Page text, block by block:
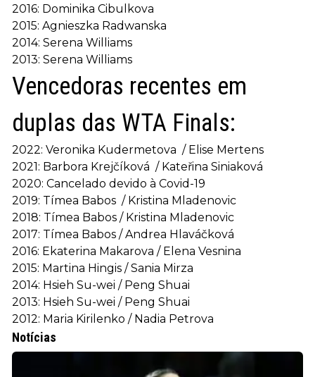
2016: Dominika Cibulkova
2015: Agnieszka Radwanska
2014: Serena Williams
2013: Serena Williams
Vencedoras recentes em
duplas das WTA Finals:
2022: Veronika Kudermetova / Elise Mertens
2021: Barbora Krejčíková / Kateřina Siniaková
2020: Cancelado devido à Covid-19
2019: Tímea Babos / Kristina Mladenovic
2018: Tímea Babos / Kristina Mladenovic
2017: Tímea Babos / Andrea Hlaváčková
2016: Ekaterina Makarova / Elena Vesnina
2015: Martina Hingis / Sania Mirza
2014: Hsieh Su-wei / Peng Shuai
2013: Hsieh Su-wei / Peng Shuai
2012: Maria Kirilenko / Nadia Petrova
Notícias